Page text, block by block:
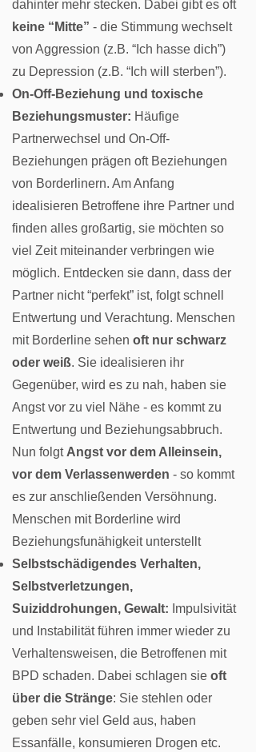
dahinter mehr stecken. Dabei gibt es oft
keine “Mitte” - die Stimmung wechselt
von Aggression (z.B. “Ich hasse dich”)
zu Depression (z.B. “Ich will sterben”).
On-Off-Beziehung und toxische
Beziehungsmuster: Häufige
Partnerwechsel und On-Off-
Beziehungen prägen oft Beziehungen
von Borderlinern. Am Anfang
idealisieren Betroffene ihre Partner und
finden alles großartig, sie möchten so
viel Zeit miteinander verbringen wie
möglich. Entdecken sie dann, dass der
Partner nicht “perfekt” ist, folgt schnell
Entwertung und Verachtung. Menschen
mit Borderline sehen oft nur schwarz
oder weiß. Sie idealisieren ihr
Gegenüber, wird es zu nah, haben sie
Angst vor zu viel Nähe - es kommt zu
Entwertung und Beziehungsabbruch.
Nun folgt Angst vor dem Alleinsein,
vor dem Verlassenwerden - so kommt
es zur anschließenden Versöhnung.
Menschen mit Borderline wird
Beziehungsfunähigkeit unterstellt
Selbstschädigendes Verhalten,
Selbstverletzungen,
Suiziddrohungen, Gewalt: Impulsivität
und Instabilität führen immer wieder zu
Verhaltensweisen, die Betroffenen mit
BPD schaden. Dabei schlagen sie oft
über die Stränge: Sie stehlen oder
geben sehr viel Geld aus, haben
Essanfälle, konsumieren Drogen etc.